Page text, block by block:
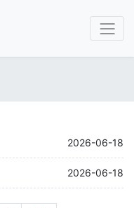
2026-06-18
2026-06-18